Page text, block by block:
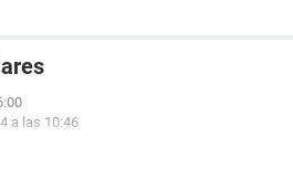
a las 10:46